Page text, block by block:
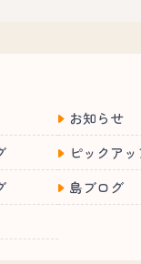
お知らせ
ピックアッ
島ブログ